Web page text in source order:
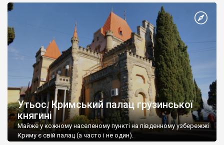
Утьос. Кримський палац грузинської
княгині
Майже у кожному населеному пункті на південному узбережжі
Криму є свій палац (а часто і не один).